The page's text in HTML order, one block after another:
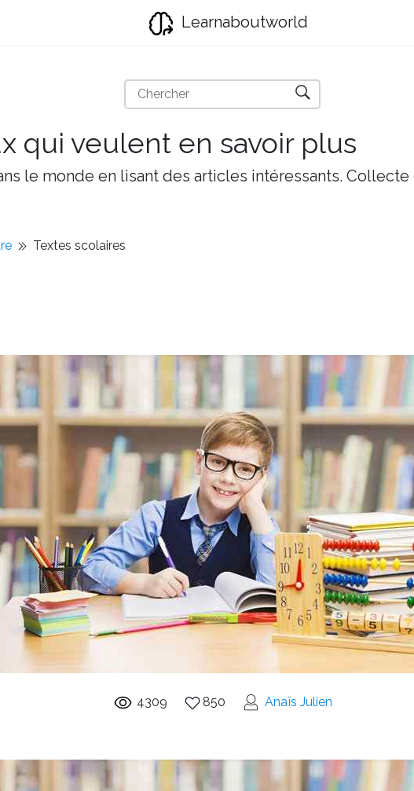
Learnaboutworld
qui veulent en savoir plus
le monde en lisant des articles intéressants.
Textes scolaires
4309 850 Anaïs Julien